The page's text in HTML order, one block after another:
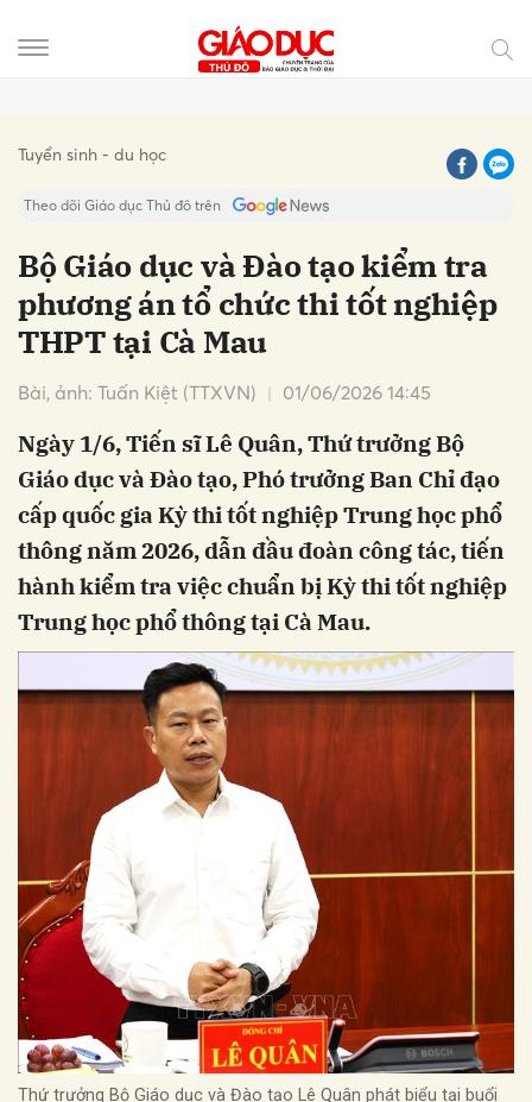
Tuyển sinh - du học
Theo dõi Giáo dục Thủ đô trên
Bộ Giáo dục và Đào tạo kiểm tra
phương án tổ chức thi tốt nghiệp
THPT tại Cà Mau
Bài, ảnh: Tuấn Kiệt (TTXVN) 01/06/2026 14:45
Ngày 1/6, Tiến sĩ Lê Quân, Thứ trưởng Bộ
Giáo dục và Đào tạo, Phó trưởng Ban Chỉ đạo
cấp quốc gia Kỳ thi tốt nghiệp Trung học phổ
thông năm 2026, dẫn đầu đoàn công tác, tiến
hành kiểm tra việc chuẩn bị Kỳ thi tốt nghiệp
Trung học phổ thông tại Cà Mau.
Thứ trưởng Bộ Giáo dục và Đào tạo Lê Quân phát biểu tại buổi
Hủy Gửi